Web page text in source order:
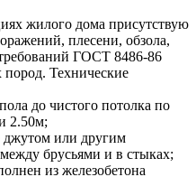
жилого дома присутствую
плесени, обзола,
ГОСТ 8486-86
Технические
до чистого потолка по
2.50м;
джутом или другим
брусьями и в стыках;
из железобетона